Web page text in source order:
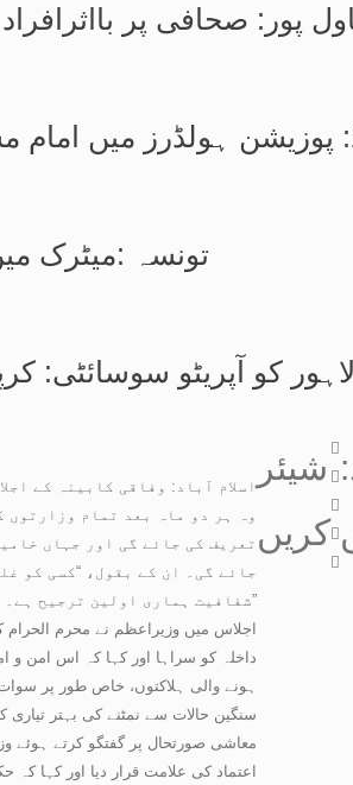
پور: صحافی پر
پوزیشن ہولڈرز میں امام
تونسہ :میٹرک
لاہور کو آپریٹو سوسائٹی: کرپشن 15 ارب پار، 3 ارب کی 391 پلاٹوں کی
اسلام آباد: وفاقی کابینہ کے
وہ ہر دو ماہ بعد تمام وزارتوں
تعریف کی جائے گی اور جہاں
جائے گی۔ ان کے بقول، “کسی کو
شفافیت ہماری اولین ترجیح ہے۔”
اجلاس میں وزیراعظم نے محرم الحرام
داخلہ کو سراہا اور کہا کہ اس امن و
ہونے والی ہلاکتوں، خاص طور پر
سنگین حالات سے نمٹنے کی بہتر تیاری
معاشی صورتحال پر گفتگو کرتے ہوئے
اعتماد کی علامت قرار دیا اور کہا
شیئر
کریں
:مزید